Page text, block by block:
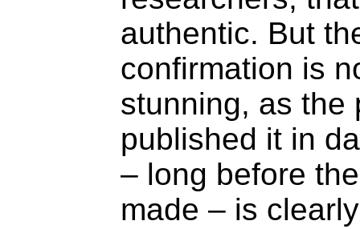
authentic. But
confirmation is
stunning, as the
published it in
– long before
made – is